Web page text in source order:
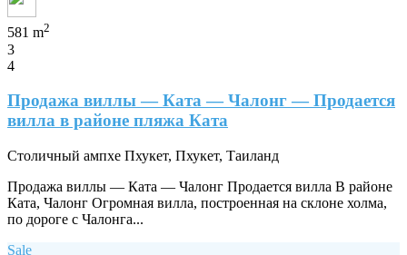
581 m2
3
4
Продажа виллы — Ката — Чалонг — Продается
вилла в районе пляжа Ката
Столичный ампхе Пхукет, Пхукет, Таиланд
Продажа виллы — Ката — Чалонг Продается вилла В районе
Ката, Чалонг Огромная вилла, построенная на склоне холма,
по дороге с Чалонга...
Sale